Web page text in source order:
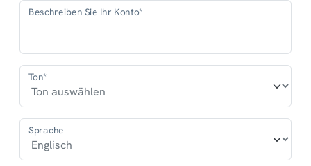
Beschreiben Sie Ihr Konto*
Ton*
Sprache